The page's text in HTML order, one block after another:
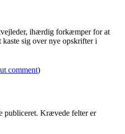
ihærdig forkæmper for at
sig over nye opskrifter i
comment)
publiceret. Krævede felter er